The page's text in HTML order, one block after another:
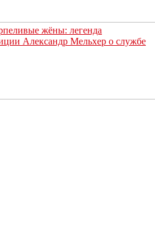
жёны: легенда
Александр Мельхер о службе